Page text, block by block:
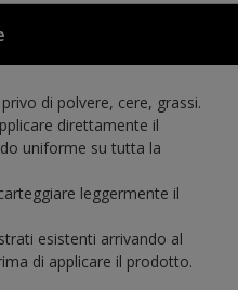
di polvere, cere, grassi.
direttamente il
uniforme su tutta la
leggermente il
esistenti arrivando al
di applicare il prodotto.